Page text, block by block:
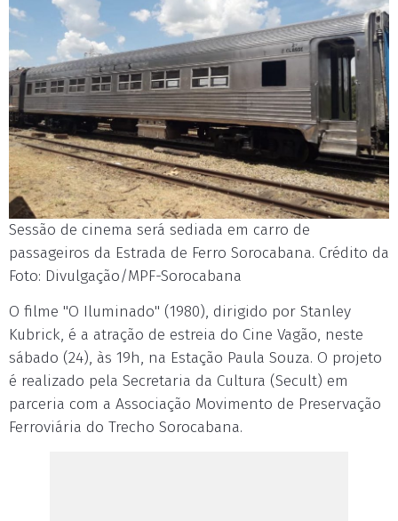
Sessão de cinema será sediada em carro de
passageiros da Estrada de Ferro Sorocabana. Crédito da
Foto: Divulgação/MPF-Sorocabana
O filme "O Iluminado" (1980), dirigido por Stanley
Kubrick, é a atração de estreia do Cine Vagão, neste
sábado (24), às 19h, na Estação Paula Souza. O projeto
é realizado pela Secretaria da Cultura (Secult) em
parceria com a Associação Movimento de Preservação
Ferroviária do Trecho Sorocabana.